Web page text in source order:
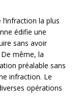
la plus
édifie une
sans avoir
même, la
préalable sans
infraction. Le
opérations